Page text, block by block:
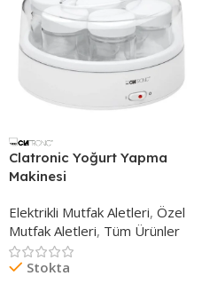
Clatronic Yoğurt Yapma
Makinesi
Elektrikli Mutfak Aletleri, Özel
Mutfak Aletleri, Tüm Ürünler
Stokta